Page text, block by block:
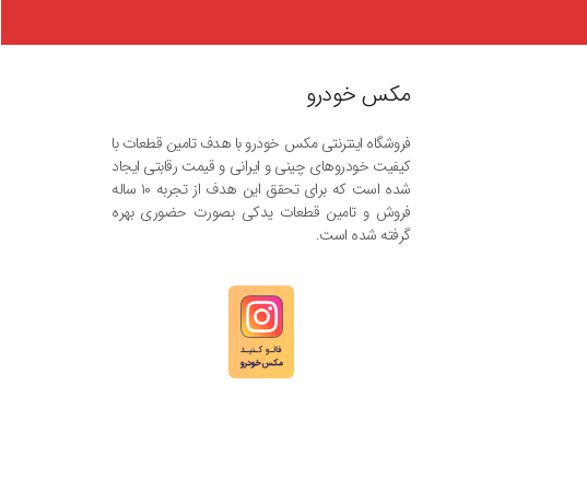
مکس خودرو
فروشگاه اینترنتی مکس خودرو با هدف تامین قطعات با
کیفیت خودروهای چینی و ایرانی و قیمت رقابتی ایجاد
شده است که برای تحقق این هدف از تجربه ۱۰ ساله
فروش و تامین قطعات یدکی بصورت حضوری بهره
گرفته شده است.